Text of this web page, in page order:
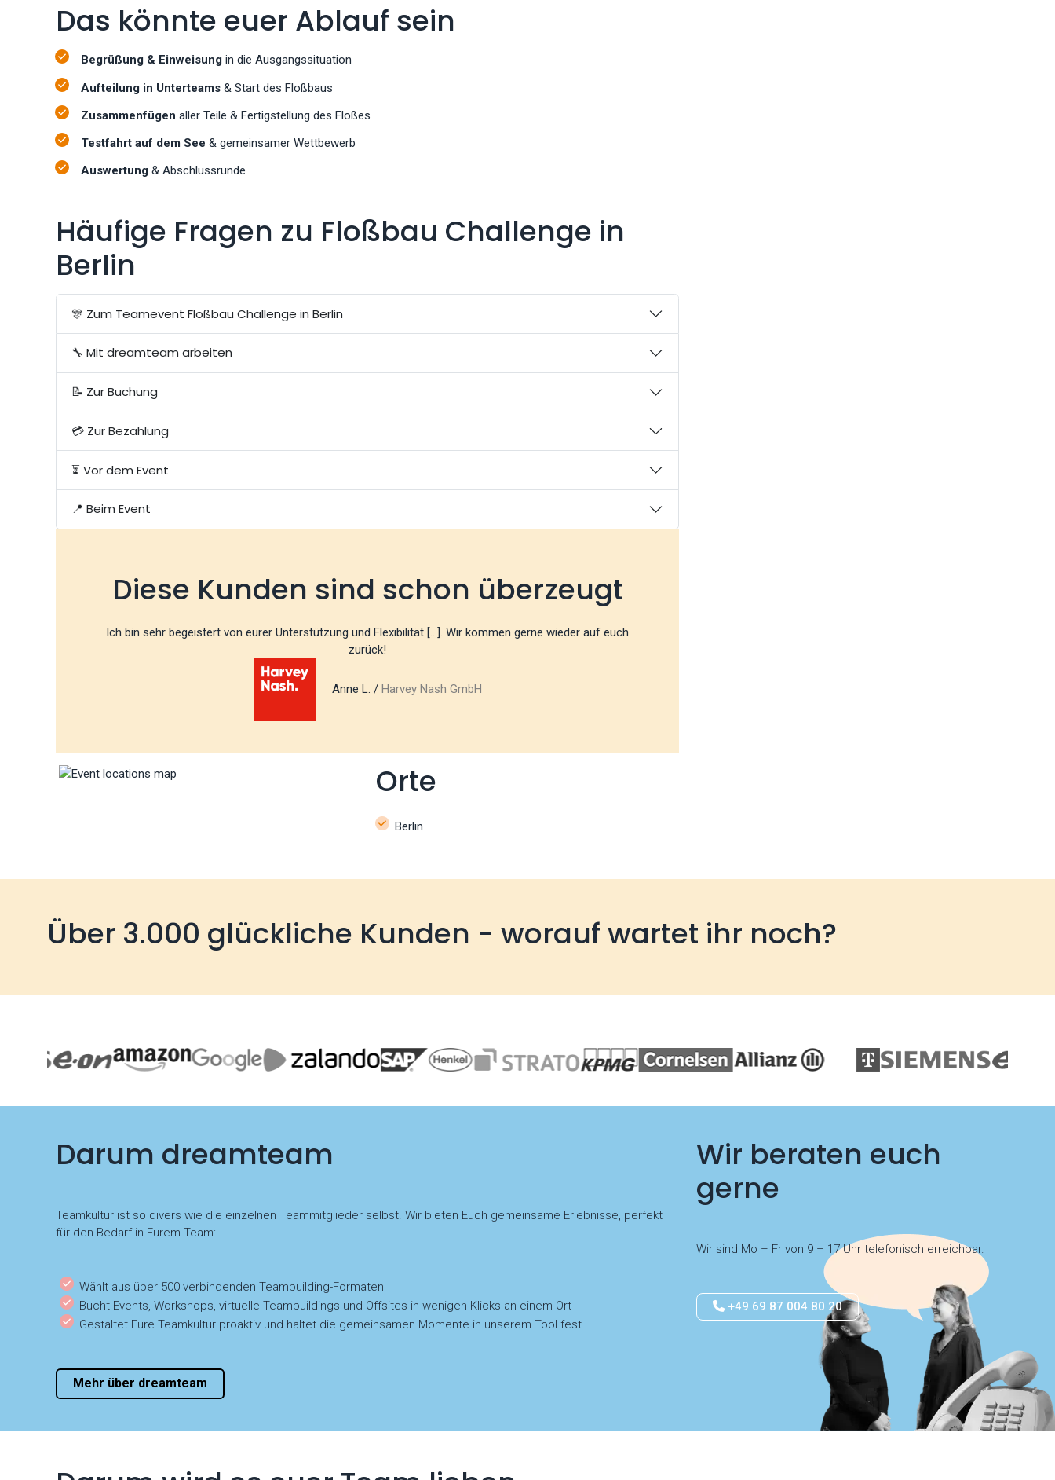
Das könnte euer Ablauf sein
Begrüßung & Einweisung in die Ausgangssituation
Aufteilung in Unterteams & Start des Floßbaus
Zusammenfügen aller Teile & Fertigstellung des Floßes
Testfahrt auf dem See& gemeinsamer Wettbewerb
Auswertung& Abschlussrunde
Häufige Fragen zu Floßbau Challenge in
Berlin
🎊 Zum Teamevent Floßbau Challenge in Berlin
🔧 Mit dreamteam arbeiten
📝 Zur Buchung
💳 Zur Bezahlung
⏳ Vor dem Event
📍 Beim Event
Diese Kunden sind schon überzeugt
Ich bin sehr begeistert von eurer Unterstützung und Flexibilität [...]. Wir kommen gerne wieder auf euch
zurück!
Anne L. / Harvey Nash GmbH
Orte
Berlin
Über 3.000 glückliche Kunden - worauf wartet ihr noch?
Darum dreamteam
Teamkultur ist so divers wie die einzelnen Teammitglieder selbst. Wir bieten Euch gemeinsame Erlebnisse, perfekt
für den Bedarf in Eurem Team:
Wählt aus über 500 verbindenden Teambuilding-Formaten
Bucht Events, Workshops, virtuelle Teambuildings und Offsites in wenigen Klicks an einem Ort
Gestaltet Eure Teamkultur proaktiv und haltet die gemeinsamen Momente in unserem Tool fest
Mehr über dreamteam
Wir beraten euch
gerne
Wir sind Mo – Fr von 9 – 17 Uhr telefonisch erreichbar.
+49 69 87 004 80 20